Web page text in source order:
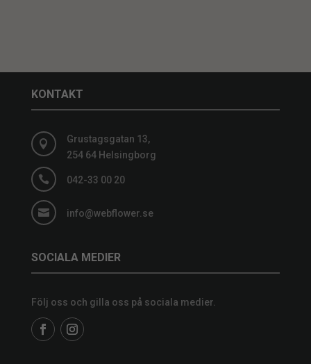
KONTAKT

Grustagsgatan 13,
254 64 Helsingborg
 042-33 00 20
 info@webflower.se
SOCIALA MEDIER
Följ oss och gilla oss på sociala medier.